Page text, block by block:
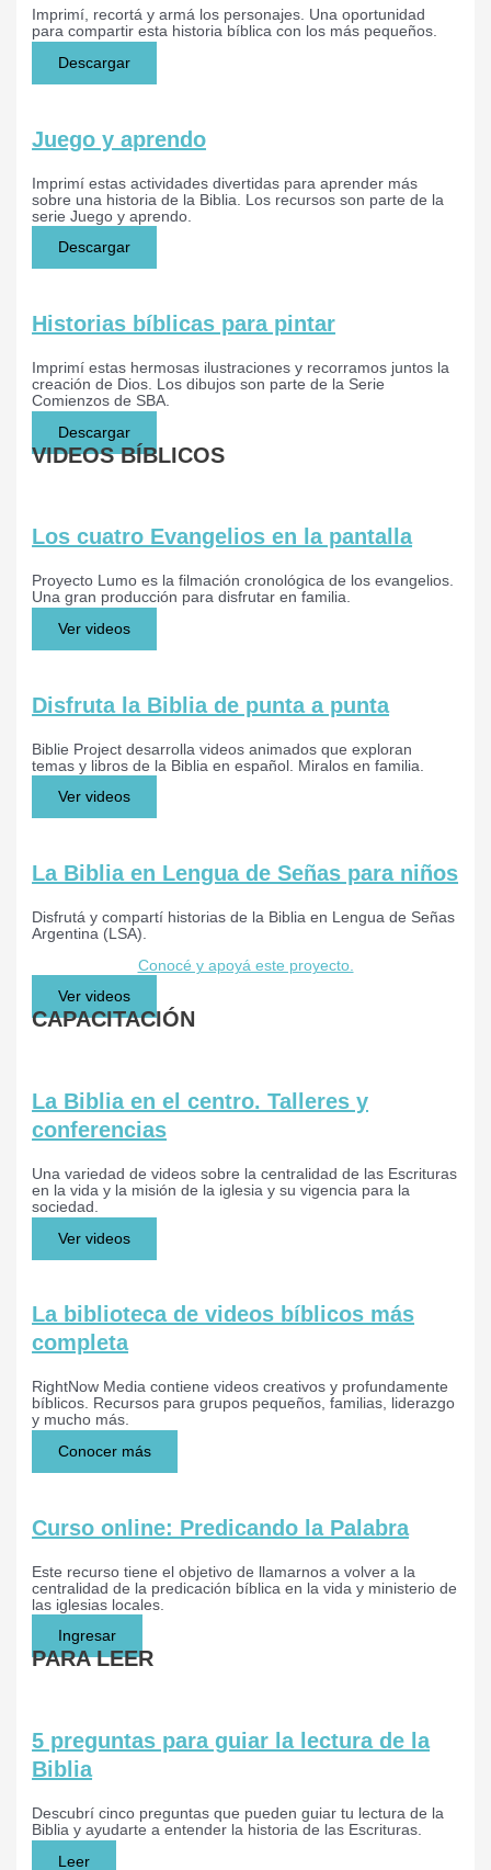
Imprimí, recortá y armá los personajes. Una oportunidad
para compartir esta historia bíblica con los más pequeños.
Descargar
Juego y aprendo
Imprimí estas actividades divertidas para aprender más
sobre una historia de la Biblia. Los recursos son parte de la
serie Juego y aprendo.
Descargar
Historias bíblicas para pintar
Imprimí estas hermosas ilustraciones y recorramos juntos la
creación de Dios. Los dibujos son parte de la Serie
Comienzos de SBA.
Descargar
VIDEOS BÍBLICOS
Los cuatro Evangelios en la pantalla
Proyecto Lumo es la filmación cronológica de los evangelios.
Una gran producción para disfrutar en familia.
Ver videos
Disfruta la Biblia de punta a punta
Biblie Project desarrolla videos animados que exploran
temas y libros de la Biblia en español. Miralos en familia.
Ver videos
La Biblia en Lengua de Señas para niños
Disfrutá y compartí historias de la Biblia en Lengua de Señas
Argentina (LSA).
Conocé y apoyá este proyecto.
Ver videos
CAPACITACIÓN
La Biblia en el centro. Talleres y
conferencias
Una variedad de videos sobre la centralidad de las Escrituras
en la vida y la misión de la iglesia y su vigencia para la
sociedad.
Ver videos
La biblioteca de videos bíblicos más
completa
RightNow Media contiene videos creativos y profundamente
bíblicos. Recursos para grupos pequeños, familias, liderazgo
y mucho más.
Conocer más
Curso online: Predicando la Palabra
Este recurso tiene el objetivo de llamarnos a volver a la
centralidad de la predicación bíblica en la vida y ministerio de
las iglesias locales.
Ingresar
PARA LEER
5 preguntas para guiar la lectura de la
Biblia
Descubrí cinco preguntas que pueden guiar tu lectura de la
Biblia y ayudarte a entender la historia de las Escrituras.
Leer